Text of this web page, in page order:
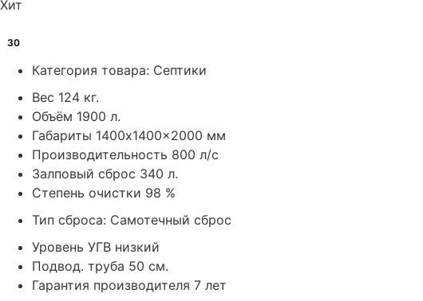
Хит
30
Категория товара: Септики
Вес 124 кг.
Объём 1900 л.
Габариты 1400x1400x2000 мм
Производительность 800 л/с
Залповый сброс 340 л.
Степень очистки 98 %
Тип сброса: Самотечный сброс
Уровень УГВ низкий
Подвод. труба 50 см.
Гарантия производителя 7 лет